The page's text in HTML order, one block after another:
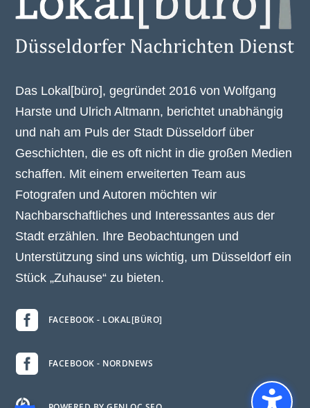
Das Lokal[büro], gegründet 2016 von Wolfgang
Harste und Ulrich Altmann, berichtet unabhängig
und nah am Puls der Stadt Düsseldorf über
Geschichten, die es oft nicht in die großen Medien
schaffen. Mit einem erweiterten Team aus
Fotografen und Autoren möchten wir
Nachbarschaftliches und Interessantes aus der
Stadt erzählen. Ihre Beobachtungen und
Unterstützung sind uns wichtig, um Düsseldorf ein
Stück „Zuhause“ zu bieten.
 FACEBOOK - LOKAL[BÜRO]
 FACEBOOK - NORDNEWS